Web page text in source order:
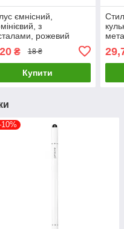
ємнісний,
з
рожевий
₴ 18 ₴
Купити